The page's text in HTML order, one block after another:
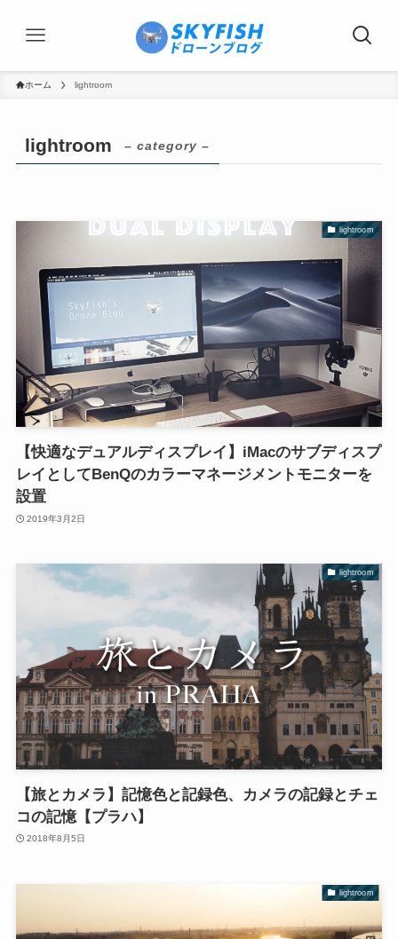
ホーム lightroom
lightroom – category –
lightroom
【快適なデュアルディスプレイ】iMacのサブディスプ
レイとしてBenQのカラーマネージメントモニターを
設置
2019年3月2日
lightroom
【旅とカメラ】記憶色と記録色、カメラの記録とチェ
コの記憶【プラハ】
2018年8月5日
lightroom